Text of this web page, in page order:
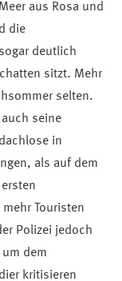
aus Rosa und
die
deutlich
sitzt. Mehr
selten.
seine
in
als auf dem
Touristen
Polizei jedoch
dem
kritisieren